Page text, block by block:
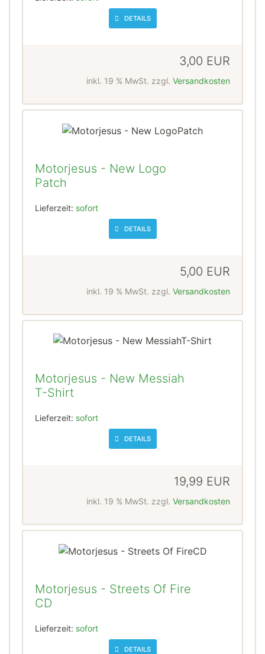
DETAILS
3,00 EUR
inkl. 19 % MwSt. zzgl. Versandkosten
Motorjesus - New Logo
Patch
Lieferzeit: sofort
DETAILS
5,00 EUR
inkl. 19 % MwSt. zzgl. Versandkosten
Motorjesus - New Messiah
T-Shirt
Lieferzeit: sofort
DETAILS
19,99 EUR
inkl. 19 % MwSt. zzgl. Versandkosten
Motorjesus - Streets Of Fire
CD
Lieferzeit: sofort
DETAILS